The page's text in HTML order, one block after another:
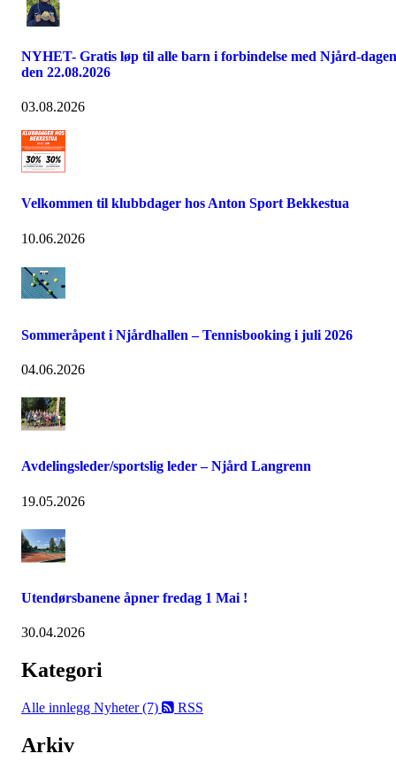
NYHET- Gratis løp til alle barn i forbindelse med Njård-dagen
den 22.08.2026
03.08.2026
Velkommen til klubbdager hos Anton Sport Bekkestua
10.06.2026
Sommeråpent i Njårdhallen – Tennisbooking i juli 2026
04.06.2026
Avdelingsleder/sportslig leder – Njård Langrenn
19.05.2026
Utendørsbanene åpner fredag 1 Mai !
30.04.2026
Kategori
Alle innlegg Nyheter (7) RSS
Arkiv